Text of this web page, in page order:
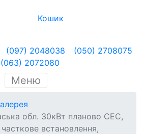
Кошик
(097) 2048038
(050) 2708075
(063) 2072080
Меню
обл. 30кВт планово СЕС,
встановлення,